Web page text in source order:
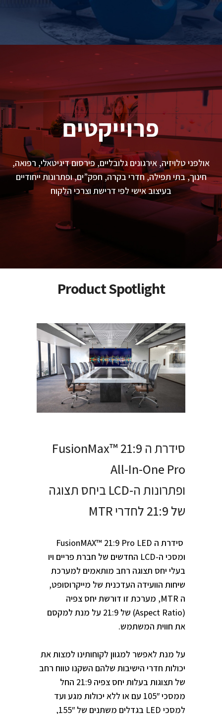
פרוייקטים
אולפני טלויזיה, אירגונים גלובליים, פירסום דיגיטאלי, רפואה,
חינוך, בתי תפילה, חדרי בקרה, חפק”ים, ופתרונות ייחודיים
בעיצוב אישי לפי דרישת וצרכי הלקוח
Product Spotlight
סידרת ה FusionMax™ 21:9
All-In-One Pro
ופתרונות ה-LCD ביחס תצוגה
של 21:9 לחדרי MTR
סידרת ה FusionMAX™ 21:9 Pro LED
ומסכי ה-LCD החדשים של חברת פריים ויו
בעלי יחס תצוגה רחב מותאמים למערכת
שיחות הוועידה העדכנית של מייקרוסופט,
ה MTR, מערכת זו דורשת יחס צפיה
(Aspect Ratio) של 21:9 על מנת למקסם
את חווית המשתמש.
על מנת לאפשר למגוון לקוחותינו למצות את
יכולות חדרי הישיבות שלהם השקנו טווח רחב
של תצוגות בעלות יחס צפיה 21:9 החל
ממסכי 105″ עם או ללא יכולות מגע ועד
למסכי LED בגדלים משתנים של 155″,